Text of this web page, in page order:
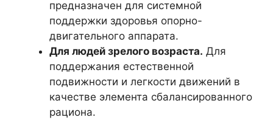
предназначен для системной
поддержки здоровья опорно-
двигательного аппарата.
Для людей зрелого возраста. Для
поддержания естественной
подвижности и легкости движений в
качестве элемента сбалансированного
рациона.